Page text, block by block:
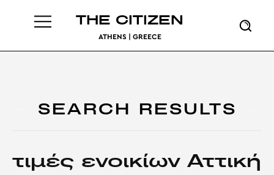
THE CITIZEN
ATHENS | GREECE
SEARCH RESULTS
τιμές ενοικίων Αττική